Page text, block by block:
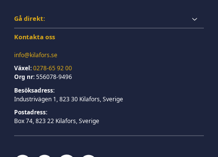
Gå direkt:
Kontakta oss
info@kilafors.se
Växel:0278-65 92 00
Org nr:556078-9496
Besöksadress:
Industrivägen 1, 823 30 Kilafors, Sverige
Postadress:
Box 74, 823 22 Kilafors, Sverige